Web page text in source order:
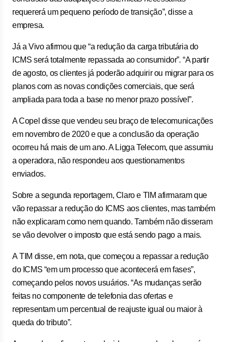
requererá um pequeno período de transição”, disse a
empresa.
Já a Vivo afirmou que “a redução da carga tributária do
ICMS será totalmente repassada ao consumidor”.“A partir
de agosto, os clientes já poderão adquirir ou migrar para os
planos com as novas condições comerciais, que será
ampliada para toda a base no menor prazo possível”.
A Copel disse que vendeu seu braço de telecomunicações
em novembro de 2020 e que a conclusão da operação
ocorreu há mais de um ano. A Ligga Telecom, que assumiu
a operadora, não respondeu aos questionamentos
enviados.
Sobre a segunda reportagem, Claro e TIM afirmaram que
vão repassar a redução do ICMS aos clientes, mas também
não explicaram como nem quando. Também não disseram
se vão devolver o imposto que está sendo pago a mais.
A TIM disse, em nota, que começou a repassar a redução
do ICMS “em um processo que acontecerá em fases”,
começando pelos novos usuários. “As mudanças serão
feitas no componente de telefonia das ofertas e
representam um percentual de reajuste igual ou maior à
queda do tributo”.